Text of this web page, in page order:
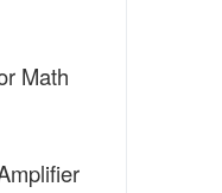
Math